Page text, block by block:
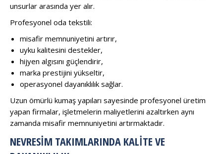
unsurlar arasında yer alır.
Profesyonel oda tekstili:
misafir memnuniyetini artırır,
uyku kalitesini destekler,
hijyen algısını güçlendirir,
marka prestijini yükseltir,
operasyonel dayanıklılık sağlar.
Uzun ömürlü kumaş yapıları sayesinde profesyonel üretim
yapan firmalar, işletmelerin maliyetlerini azaltırken aynı
zamanda misafir memnuniyetini artırmaktadır.
NEVRESIM TAKIMLARINDA KALITE VE